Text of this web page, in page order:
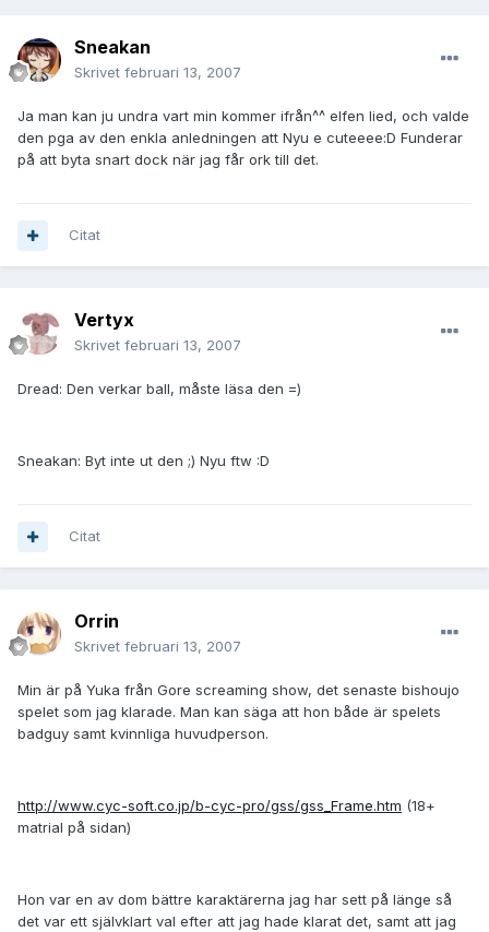
Sneakan
Skrivet februari 13, 2007
Ja man kan ju undra vart min kommer ifrån^^ elfen lied, och valde
den pga av den enkla anledningen att Nyu e cuteeee:D Funderar
på att byta snart dock när jag får ork till det.
Citat
Vertyx
Skrivet februari 13, 2007
Dread: Den verkar ball, måste läsa den =)
Sneakan: Byt inte ut den ;) Nyu ftw :D
Citat
Orrin
Skrivet februari 13, 2007
Min är på Yuka från Gore screaming show, det senaste bishoujo
spelet som jag klarade. Man kan säga att hon både är spelets
badguy samt kvinnliga huvudperson.
http://www.cyc-soft.co.jp/b-cyc-pro/gss/gss_Frame.htm (18+
matrial på sidan)
Hon var en av dom bättre karaktärerna jag har sett på länge så
det var ett självklart val efter att jag hade klarat det, samt att jag